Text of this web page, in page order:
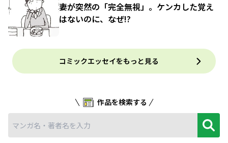
妻が突然の「完全無視」。ケンカした覚え
はないのに、なぜ!?
コミックエッセイをもっと見る
作品を検索する